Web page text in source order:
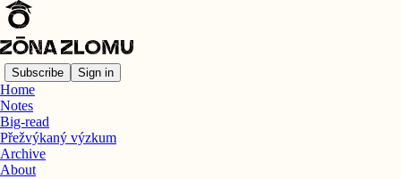
Subscribe Sign in
Home
Notes
Big-read
Přežvýkaný výzkum
Archive
About
Latest
Ropa #2